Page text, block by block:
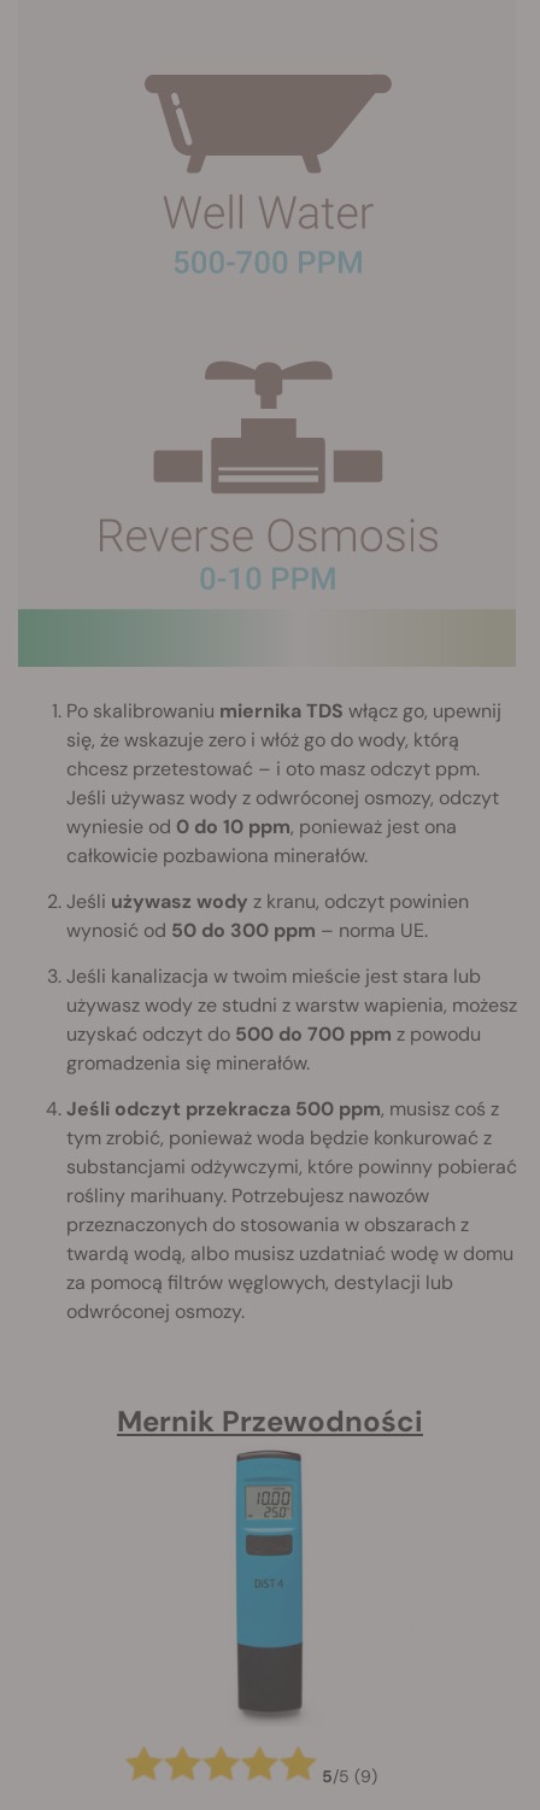
Po skalibrowaniu miernika TDS włącz go, upewnij
się, że wskazuje zero i włóż go do wody, którą
chcesz przetestować – i oto masz odczyt ppm.
Jeśli używasz wody z odwróconej osmozy, odczyt
wyniesie od 0 do 10 ppm, ponieważ jest ona
całkowicie pozbawiona minerałów.
Jeśli używasz wody z kranu, odczyt powinien
wynosić od 50 do 300 ppm – norma UE.
Jeśli kanalizacja w twoim mieście jest stara lub
używasz wody ze studni z warstw wapienia, możesz
uzyskać odczyt do 500 do 700 ppm z powodu
gromadzenia się minerałów.
Jeśli odczyt przekracza 500 ppm, musisz coś z
tym zrobić, ponieważ woda będzie konkurować z
substancjami odżywczymi, które powinny pobierać
rośliny marihuany. Potrzebujesz nawozów
przeznaczonych do stosowania w obszarach z
twardą wodą, albo musisz uzdatniać wodę w domu
za pomocą filtrów węglowych, destylacji lub
odwróconej osmozy.
Mernik Przewodności
5/5 (9)